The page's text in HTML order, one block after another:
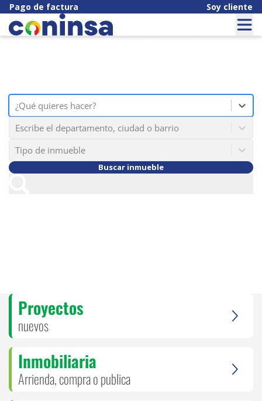
Pago de factura Soy cliente
option , selected. ¿Qué quieres hacer? is focused ,type to
¿Qué quieres hacer?
Escribe el departamento, ciudad o barrio
Tipo de inmueble
Buscar inmueble
Proyectos
nuevos
Inmobiliaria
Arrienda, compra o publica